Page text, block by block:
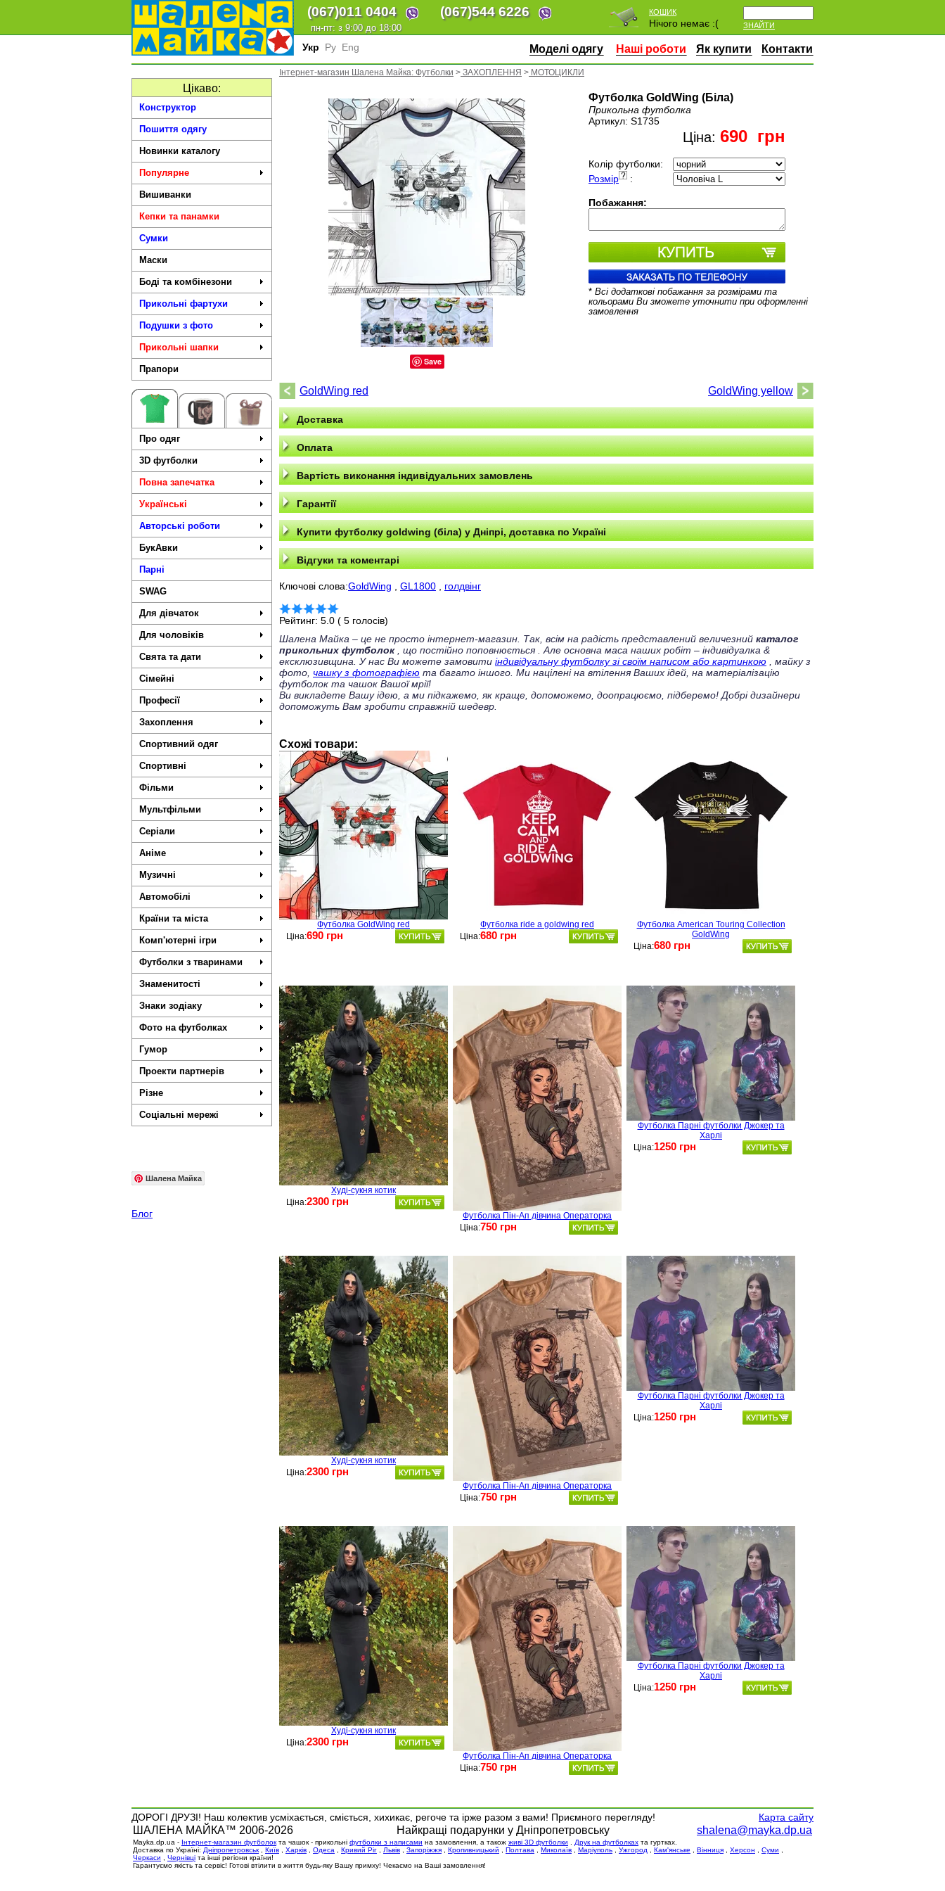
(067)011 0404 (067)544 6226
пн-пт: з 9:00 до 18:00 ЗНАЙТИ
КОШИК
Нічого немає :(
Укр Ру Eng Моделі одягу Наші роботи Як купити Контакти
Цікаво:
Конструктор
Пошиття одягу
Новинки каталогу
Популярне
Вишиванки
Кепки та панамки
Сумки
Маски
Боді та комбінезони
Прикольні фартухи
Подушки з фото
Прикольні шапки
Прапори
Про одяг
3D футболки
Повна запечатка
Українські
Авторські роботи
БукАвки
Парні
SWAG
Для дівчаток
Для чоловіків
Свята та дати
Сімейні
Професії
Захоплення
Спортивний одяг
Спортивні
Фільми
Мультфільми
Серіали
Аніме
Музичні
Автомобілі
Країни та міста
Комп'ютерні ігри
Футболки з тваринами
Знаменитості
Знаки зодіаку
Фото на футболках
Гумор
Проекти партнерів
Різне
Соціальні мережі
Шалена Майка
Блог
Інтернет-магазин Шалена Майка: Футболки > ЗАХОПЛЕННЯ > МОТОЦИКЛИ
Save
Футболка GoldWing (Біла)
Прикольна футболка
Артикул: S1735
Ціна: 690 грн
Колір футболки:
Розмір
:
Побажання:
* Всі додаткові побажання за розмірами та
кольорами Ви зможете уточнити при оформленні
замовлення
GoldWing red GoldWing yellow
Доставка
Оплата
Вартість виконання індивідуальних замовлень
Гарантії
Купити футболку goldwing (біла) у Дніпрі, доставка по Україні
Відгуки та коментарі
Ключові слова:GoldWing GL1800 голдвінг
Рейтинг: 5.0 ( 5 голосів)
Шалена Майка – це не просто інтернет-магазин. Так, всім на радість представлений величезний каталог
прикольних футболок, що постійно поповнюється
. Але основна маса наших робіт – індивідуалка &
ексклюзивщина. У нас Ви можете замовити індивідуальну футболку зі своїм написом або картинкою , майку з
фото, чашку з фотографією та багато іншого. Ми націлені на втілення Ваших ідей, на матеріалізацію
футболок та чашок Вашої мрії!
Ви викладете Вашу ідею, а ми підкажемо, як краще, допоможемо, доопрацюємо, підберемо! Добрі дизайнери
допоможуть Вам зробити справжній шедевр.
Схожі товари:
Футболка GoldWing red
Ціна:690 грн
Футболка ride a goldwing red
Ціна:680 грн
Футболка American Touring Collection
GoldWing
Ціна:680 грн
Худі-сукня котик
Ціна:2300 грн
Футболка Пін-Ап дівчина Операторка
Ціна:750 грн
Футболка Парні футболки Джокер та
Харлі
Ціна:1250 грн
Худі-сукня котик
Ціна:2300 грн
Футболка Пін-Ап дівчина Операторка
Ціна:750 грн
Футболка Парні футболки Джокер та
Харлі
Ціна:1250 грн
Худі-сукня котик
Ціна:2300 грн
Футболка Пін-Ап дівчина Операторка
Ціна:750 грн
Футболка Парні футболки Джокер та
Харлі
Ціна:1250 грн
Карта сайту
ДОРОГІ ДРУЗІ! Наш колектив усміхається, сміється, хихикає, регоче та ірже разом з вами! Приємного перегляду!
ШАЛЕНА МАЙКА™ 2006-2026 Найкращі подарунки у Дніпропетровську shalena@mayka.dp.ua
Mayka.dp.ua - Інтернет-магазин футболок та чашок - прикольні футболки з написами на замовлення, а також живі 3D футболки Друк на футболках та гуртках.
Доставка по Україні: Дніпропетровськ Київ Харків Одеса Кривий Ріг Львів Запоріжжя Кропивницький Полтава Миколаїв Маріуполь Ужгород Кам'янське Вінниця Херсон Суми
Черкаси
Чернівці та інші регіони країни!
Гарантуємо якість та сервіс! Готові втілити в життя будь-яку Вашу примху! Чекаємо на Ваші замовлення!